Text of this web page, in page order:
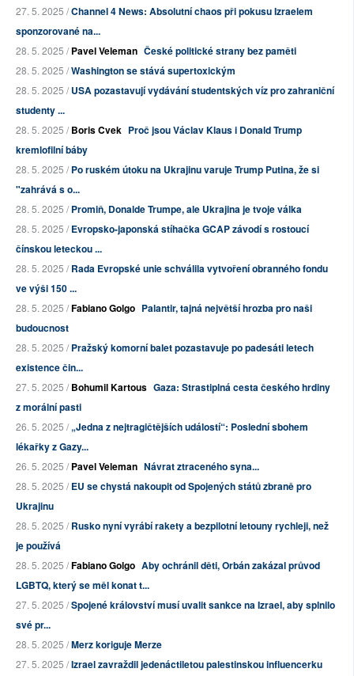
27. 5. 2025 /Channel 4 News: Absolutní chaos při pokusu Izraelem
sponzorované na...
28. 5. 2025 /Pavel Veleman České politické strany bez paměti
28. 5. 2025 /Washington se stává supertoxickým
28. 5. 2025 /USA pozastavují vydávání studentských víz pro zahraniční
studenty ...
28. 5. 2025 /Boris Cvek Proč jsou Václav Klaus i Donald Trump
kremlofilní báby
28. 5. 2025 /Po ruském útoku na Ukrajinu varuje Trump Putina, že si
"zahrává s o...
28. 5. 2025 /Promiň, Donalde Trumpe, ale Ukrajina je tvoje válka
28. 5. 2025 /Evropsko-japonská stíhačka GCAP závodí s rostoucí
čínskou leteckou ...
28. 5. 2025 /Rada Evropské unie schválila vytvoření obranného fondu
ve výši 150 ...
28. 5. 2025 /Fabiano Golgo Palantir, tajná největší hrozba pro naši
budoucnost
28. 5. 2025 /Pražský komorní balet pozastavuje po padesáti letech
existence čin...
27. 5. 2025 /Bohumil Kartous Gaza: Strastiplná cesta českého hrdiny
z morální pasti
26. 5. 2025 /„Jedna z nejtragičtějších událostí“: Poslední sbohem
lékařky z Gazy...
26. 5. 2025 /Pavel Veleman Návrat ztraceného syna...
28. 5. 2025 /EU se chystá nakoupit od Spojených států zbraně pro
Ukrajinu
28. 5. 2025 /Rusko nyní vyrábí rakety a bezpilotní letouny rychleji, než
je používá
28. 5. 2025 /Fabiano Golgo Aby ochránil děti, Orbán zakázal průvod
LGBTQ, který se měl konat t...
27. 5. 2025 /Spojené království musí uvalit sankce na Izrael, aby splnilo
své pr...
28. 5. 2025 /Merz koriguje Merze
27. 5. 2025 /Izrael zavraždil jedenáctiletou palestinskou influencerku